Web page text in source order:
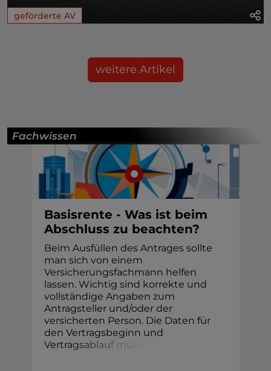
geförderte AV
weitere Artikel
Fachwissen
Basisrente - Was ist beim
Abschluss zu beachten?
Beim Ausfüllen des Antrages sollte
man sich von einem
Versicherungsfachmann helfen
lassen. Wichtig sind korrekte und
vollständige Angaben zum
Antragsteller und/oder der
versicherten Person. Die Daten für
den Vertragsbeginn und
Vertragsablauf m ü